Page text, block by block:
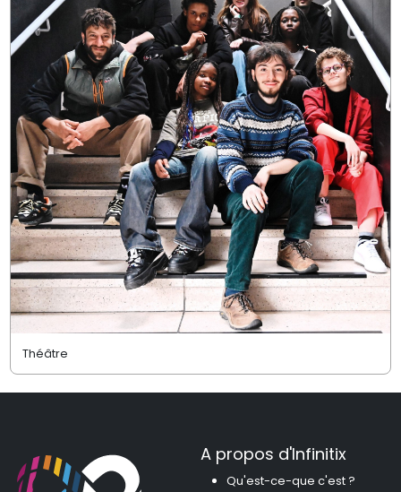
Théâtre
A propos d'Infinitix
Qu'est-ce-que c'est ?